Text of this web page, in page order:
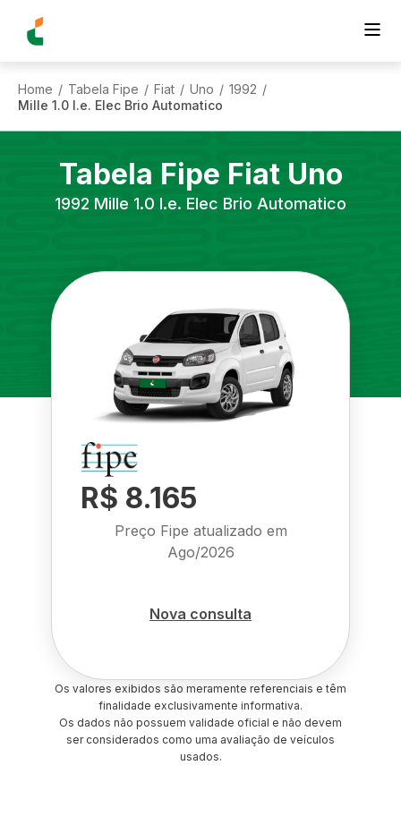
Home / Tabela Fipe / Fiat / Uno / 1992 /
Mille 1.0 I.e. Elec Brio Automatico
Tabela Fipe Fiat Uno
1992 Mille 1.0 I.e. Elec Brio Automatico
R$ 8.165
Preço Fipe atualizado em
Ago/2026
Nova consulta
Os valores exibidos são meramente referenciais e têm
finalidade exclusivamente informativa.
Os dados não possuem validade oficial e não devem
ser considerados como uma avaliação de veículos
usados.